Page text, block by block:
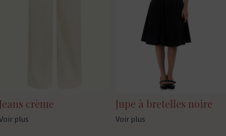
crème
plus
Jupe à bretelles noire
Voir plus